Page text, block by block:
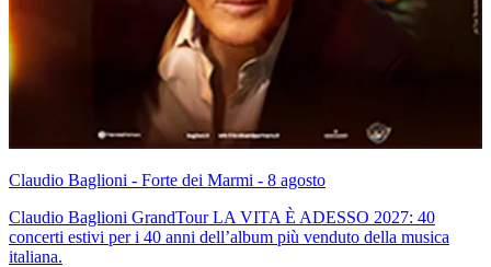
Claudio Baglioni - Forte dei Marmi - 8 agosto
Claudio Baglioni GrandTour LA VITA È ADESSO 2027: 40
concerti estivi per i 40 anni dell’album più venduto della musica
italiana.